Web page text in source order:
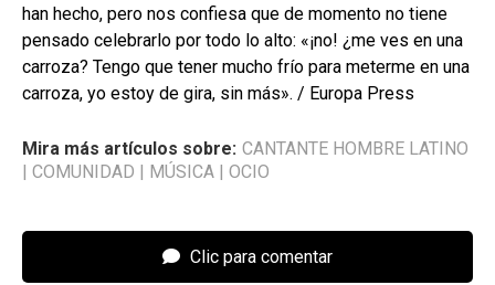
han hecho, pero nos confiesa que de momento no tiene
pensado celebrarlo por todo lo alto: «¡no! ¿me ves en una
carroza? Tengo que tener mucho frío para meterme en una
carroza, yo estoy de gira, sin más». / Europa Press
Mira más artículos sobre: CANTANTE HOMBRE LATINO
COMUNIDAD MÚSICA OCIO
Clic para comentar